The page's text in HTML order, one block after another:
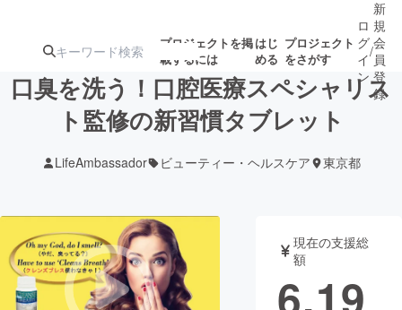
プロジェクトを掲
載するには
はじ
める
プロジェクト
をさがす
ジェクト
ターン
ジェクト
ロジェクト
もうすぐ公開
されます
アート・写真 音楽
テクノロジー・ガジェット ゲーム・サ
ロ
グ
イ
ン
/
新
規
会
員
登
録
口臭を洗う！口腔医療スペシャリス
ト監修の新習慣タブレット
LifeAmbassador ビューティー・ヘルスケア 東京都
現在の支援総
額